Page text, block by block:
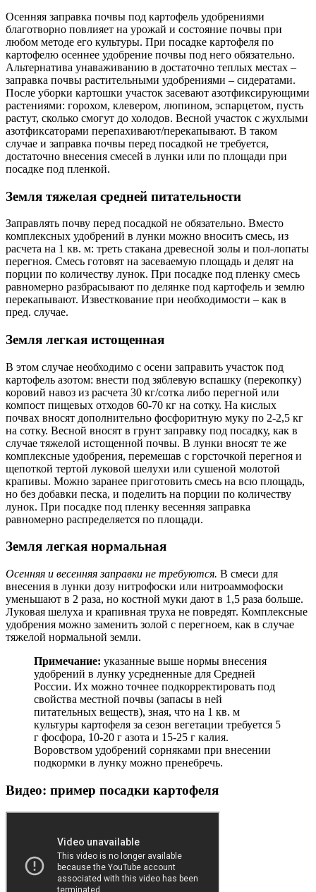
Осенняя заправка почвы под картофель удобрениями
благотворно повлияет на урожай и состояние почвы при
любом методе его культуры. При посадке картофеля по
картофелю осеннее удобрение почвы под него обязательно.
Альтернатива унаваживанию в достаточно теплых местах –
заправка почвы растительными удобрениями – сидератами.
После уборки картошки участок засевают азотфиксирующими
растениями: горохом, клевером, люпином, эспарцетом, пусть
растут, сколько смогут до холодов. Весной участок с жухлыми
азотфиксаторами перепахивают/перекапывают. В таком
случае и заправка почвы перед посадкой не требуется,
достаточно внесения смесей в лунки или по площади при
посадке под пленкой.
Земля тяжелая средней питательности
Заправлять почву перед посадкой не обязательно. Вместо
комплексных удобрений в лунки можно вносить смесь, из
расчета на 1 кв. м: треть стакана древесной золы и пол-лопаты
перегноя. Смесь готовят на засеваемую площадь и делят на
порции по количеству лунок. При посадке под пленку смесь
равномерно разбрасывают по делянке под картофель и землю
перекапывают. Известкование при необходимости – как в
пред. случае.
Земля легкая истощенная
В этом случае необходимо с осени заправить участок под
картофель азотом: внести под зяблевую вспашку (перекопку)
коровий навоз из расчета 30 кг/сотка либо перегной или
компост пищевых отходов 60-70 кг на сотку. На кислых
почвах вносят дополнительно фосфоритную муку по 2-2,5 кг
на сотку. Весной вносят в грунт заправку под посадку, как в
случае тяжелой истощенной почвы. В лунки вносят те же
комплексные удобрения, перемешав с горсточкой перегноя и
щепоткой тертой луковой шелухи или сушеной молотой
крапивы. Можно заранее приготовить смесь на всю площадь,
но без добавки песка, и поделить на порции по количеству
лунок. При посадке под пленку весенняя заправка
равномерно распределяется по площади.
Земля легкая нормальная
Осенняя и весенняя заправки не требуются. В смеси для
внесения в лунки дозу нитрофоски или нитроаммофоски
уменьшают в 2 раза, но костной муки дают в 1,5 раза больше.
Луковая шелуха и крапивная труха не повредят. Комплексные
удобрения можно заменить золой с перегноем, как в случае
тяжелой нормальной земли.
Примечание: указанные выше нормы внесения
удобрений в лунку усредненные для Средней
России. Их можно точнее подкорректировать под
свойства местной почвы (запасы в ней
питательных веществ), зная, что на 1 кв. м
культуры картофеля за сезон вегетации требуется 5
г фосфора, 10-20 г азота и 15-25 г калия.
Воровством удобрений сорняками при внесении
подкормки в лунку можно пренебречь.
Видео: пример посадки картофеля